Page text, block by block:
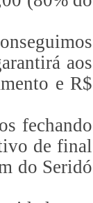
aos
e R$
fechando
de final
do Seridó